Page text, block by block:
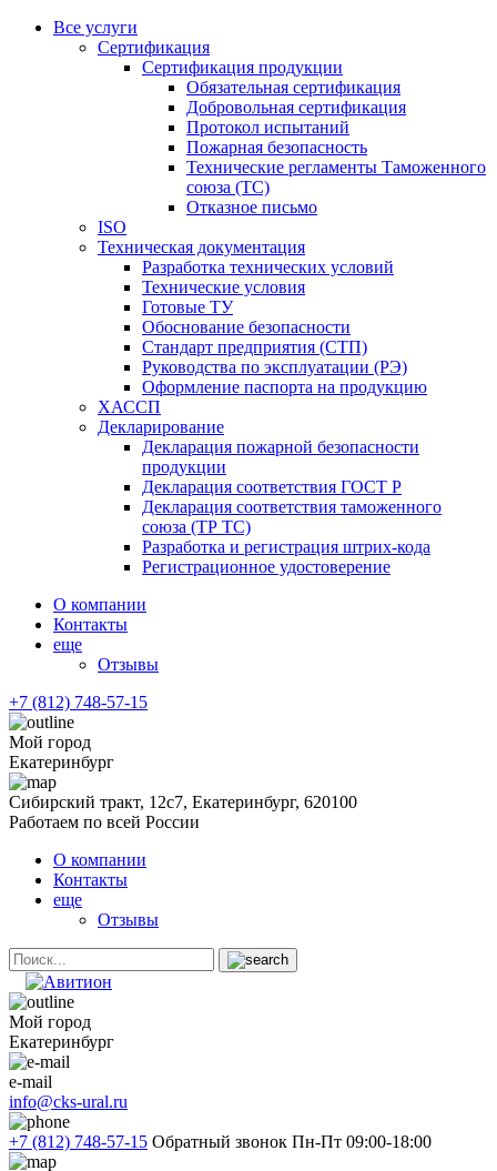
Все услуги
Сертификация
Сертификация продукции
Обязательная сертификация
Добровольная сертификация
Протокол испытаний
Пожарная безопасность
Технические регламенты Таможенного
союза (ТС)
Отказное письмо
ISO
Техническая документация
Разработка технических условий
Технические условия
Готовые ТУ
Обоснование безопасности
Стандарт предприятия (СТП)
Руководства по эксплуатации (РЭ)
Оформление паспорта на продукцию
ХАССП
Декларирование
Декларация пожарной безопасности
продукции
Декларация соответствия ГОСТ Р
Декларация соответствия таможенного
союза (ТР ТС)
Разработка и регистрация штрих-кода
Регистрационное удостоверение
О компании
Контакты
еще
Отзывы
+7 (812) 748-57-15
Мой город
Екатеринбург
Сибирский тракт, 12с7, Екатеринбург, 620100
Работаем по всей России
О компании
Контакты
еще
Отзывы
Мой город
Екатеринбург
e-mail
info@cks-ural.ru
+7 (812) 748-57-15 Обратный звонок Пн-Пт 09:00-18:00